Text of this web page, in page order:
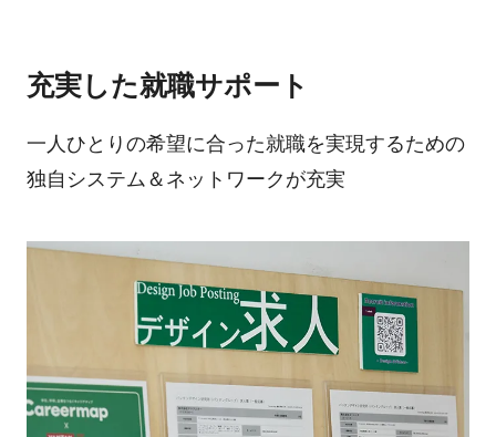
充実した就職サポート
一人ひとりの希望に合った就職を実現するための
独自システム＆ネットワークが充実